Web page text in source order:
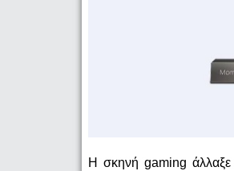
Η σκηνή gaming άλλαξε